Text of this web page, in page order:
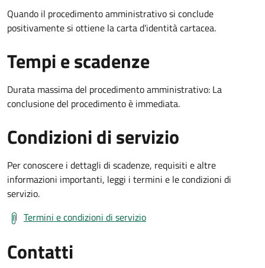
Quando il procedimento amministrativo si conclude
positivamente si ottiene la carta d'identità cartacea.
Tempi e scadenze
Durata massima del procedimento amministrativo: La
conclusione del procedimento è immediata.
Condizioni di servizio
Per conoscere i dettagli di scadenze, requisiti e altre
informazioni importanti, leggi i termini e le condizioni di
servizio.
Termini e condizioni di servizio
Contatti